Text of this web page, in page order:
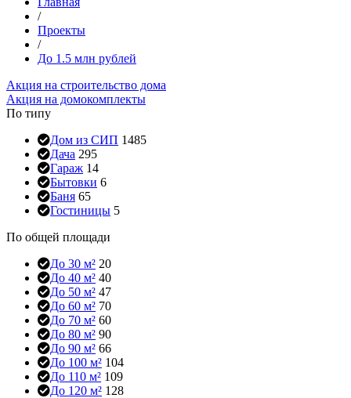
/
Проекты
/
До 1.5 млн рублей
Акция на строительство дома
Акция на домокомплекты
По типу
Дом из СИП 1485
Дача 295
Гараж 14
Бытовки 6
Баня 65
Гостиницы 5
По общей площади
До 30 м² 20
До 40 м² 40
До 50 м² 47
До 60 м² 70
До 70 м² 60
До 80 м² 90
До 90 м² 66
До 100 м² 104
До 110 м² 109
До 120 м² 128